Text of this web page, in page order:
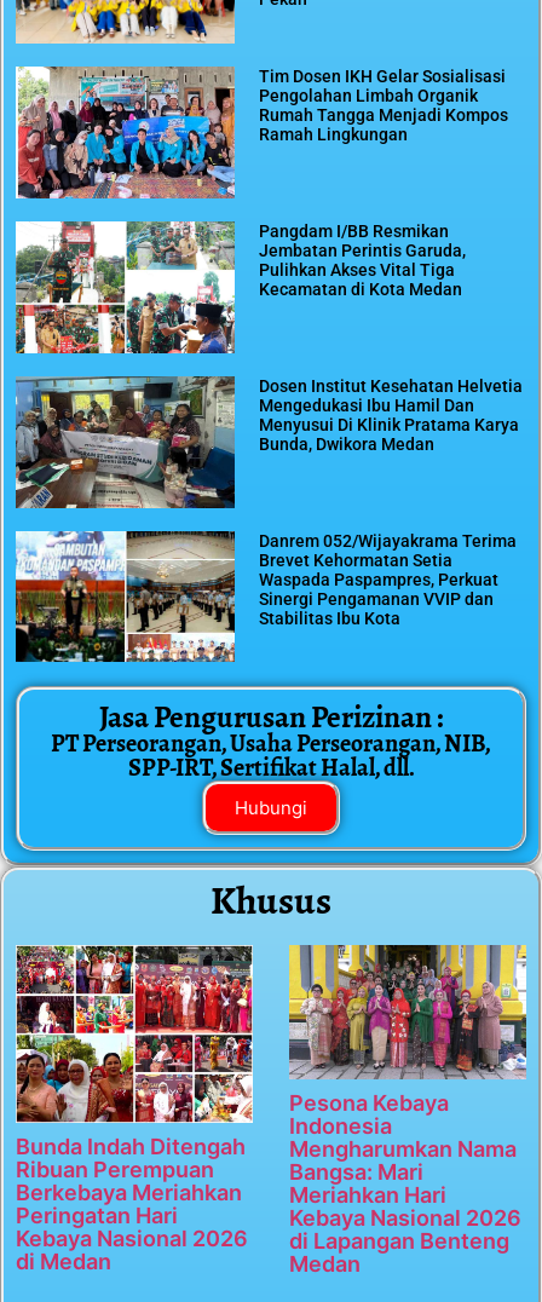
Tim Dosen IKH Gelar Sosialisasi
Pengolahan Limbah Organik
Rumah Tangga Menjadi Kompos
Ramah Lingkungan
Pangdam I/BB Resmikan
Jembatan Perintis Garuda,
Pulihkan Akses Vital Tiga
Kecamatan di Kota Medan
Dosen Institut Kesehatan Helvetia
Mengedukasi Ibu Hamil Dan
Menyusui Di Klinik Pratama Karya
Bunda, Dwikora Medan
Danrem 052/Wijayakrama Terima
Brevet Kehormatan Setia
Waspada Paspampres, Perkuat
Sinergi Pengamanan VVIP dan
Stabilitas Ibu Kota
Jasa Pengurusan Perizinan :
PT Perseorangan, Usaha Perseorangan, NIB,
SPP-IRT, Sertifikat Halal, dll.
Hubungi
Khusus
Bunda Indah Ditengah
Ribuan Perempuan
Berkebaya Meriahkan
Peringatan Hari
Kebaya Nasional 2026
di Medan
Pesona Kebaya
Indonesia
Mengharumkan Nama
Bangsa: Mari
Meriahkan Hari
Kebaya Nasional 2026
di Lapangan Benteng
Medan